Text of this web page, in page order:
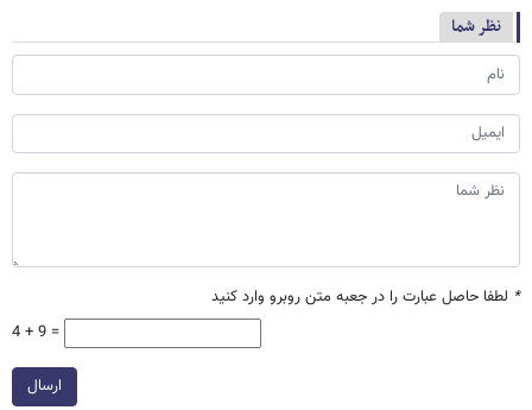
نظر شما
* لطفا حاصل عبارت را در جعبه متن روبرو وارد کنید
4 + 9 =
ارسال